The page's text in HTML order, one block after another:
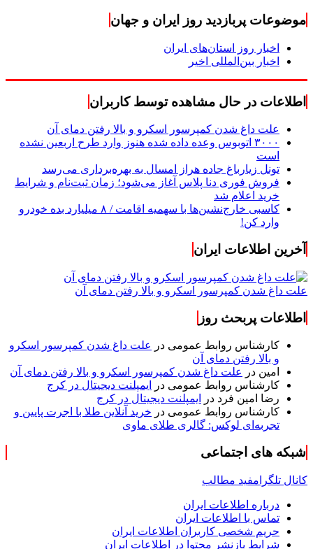
موضوعات پربازدید روز ایران و جهان
اخبار روز استان‌های ایران
اخبار بین‌المللی اخیر
اطلاعات در حال مشاهده توسط کاربران
علت داغ شدن کمپرسور اسکرو و بالا رفتن دمای آن
۳۰۰۰ اتوبوس وعده داده شده هنوز وارد طرح اربعین نشده
است
تونل زیارباغ جاده هراز امسال به بهره‌برداری می‌رسد
فروش فوری دنا پلاس آغاز می‌شود؛ زمان ثبت‌نام و شرایط
خرید اعلام شد
کاسبی خارج‌نشین‌ها با سهمیه اقامت / ۸ میلیارد بده خودرو
وارد کن!
آخرین اطلاعات ایران
علت داغ شدن کمپرسور اسکرو و بالا رفتن دمای آن
اطلاعات پربحث روز
کارشناس روابط عمومی در
علت داغ شدن کمپرسور اسکرو
و بالا رفتن دمای آن
امین در
علت داغ شدن کمپرسور اسکرو و بالا رفتن دمای آن
کارشناس روابط عمومی در
ایمپلنت دیجیتال در کرج
رضا امین فرد در
ایمپلنت دیجیتال در کرج
کارشناس روابط عمومی در خرید آنلاین طلا با اجرت پایین و
تجربه‌ای لوکس: گالری طلای ماوی
شبکه های اجتماعی
کانال تلگرامفید مطالب
درباره اطلاعات ایران
تماس با اطلاعات ایران
حریم شخصی کاربران اطلاعات ایران
شرایط بازنشر محتوا در اطلاعات ایران